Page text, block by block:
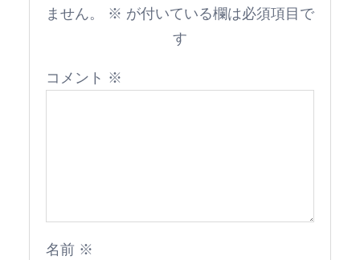
ません。
※ が付いている欄は必須項目で
す
コメント ※
名前 ※